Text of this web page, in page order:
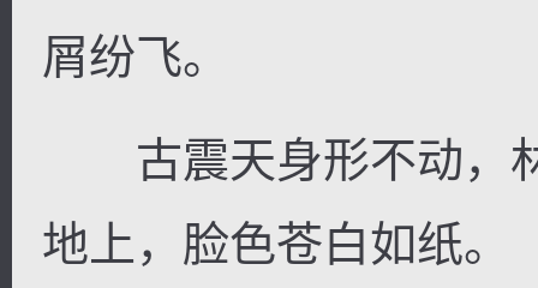
屑纷飞。
古震天身形不动，
地上，脸色苍白如纸。